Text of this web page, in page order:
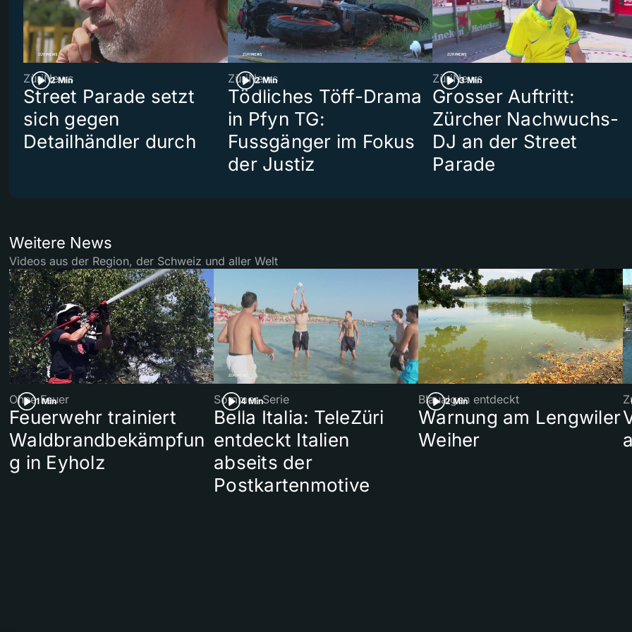
2 Min
ZüriNews
Street Parade setzt
sich gegen
Detailhändler durch
2 Min
ZüriNews
Tödliches Töff-Drama
in Pfyn TG:
Fussgänger im Fokus
der Justiz
3 Min
ZüriNews
Grosser Auftritt:
Zürcher Nachwuchs-
DJ an der Street
Parade
Weitere News
Videos aus der Region, der Schweiz und aller Welt
1 Min
Ohne Feuer
Feuerwehr trainiert
Waldbrandbekämpfun
g in Eyholz
4 Min
Sommer-Serie
Bella Italia: TeleZüri
entdeckt Italien
abseits der
Postkartenmotive
2 Min
Blaualgen entdeckt
Warnung am Lengwiler
Weiher